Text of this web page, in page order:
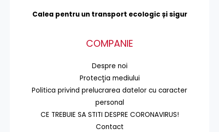
Calea pentru un transport ecologic și sigur
COMPANIE
Despre noi
Protecţia mediului
Politica privind prelucrarea datelor cu caracter
personal
CE TREBUIE SA STITI DESPRE CORONAVIRUS!
Contact